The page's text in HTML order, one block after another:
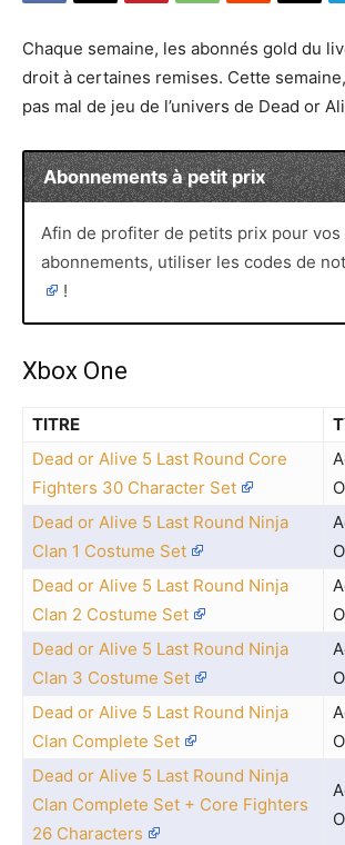
Chaque semaine, les abonnés gold du
droit à certaines remises. Cette
pas mal de jeu de l’univers de Dead or
Abonnements à petit prix
Afin de profiter de petits prix pour vos
abonnements, utiliser les codes de
!
Xbox One
TITRE
Dead or Alive 5 Last Round Core
Fighters 30 Character Set
Dead or Alive 5 Last Round Ninja
Clan 1 Costume Set
Dead or Alive 5 Last Round Ninja
Clan 2 Costume Set
Dead or Alive 5 Last Round Ninja
Clan 3 Costume Set
Dead or Alive 5 Last Round Ninja
Clan Complete Set
Dead or Alive 5 Last Round Ninja
Clan Complete Set + Core Fighters
26 Characters